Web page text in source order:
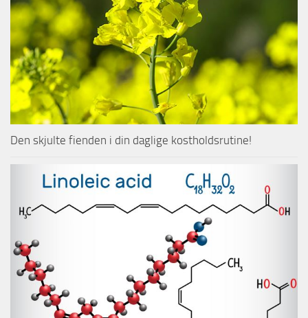
Den skjulte fienden i din daglige kostholdsrutine!